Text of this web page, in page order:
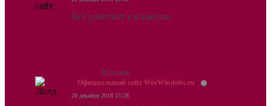
Всё работает я взомщик
Ответить
Официальный сайт WorWindobs.ru
28 декабря 2018 15:28